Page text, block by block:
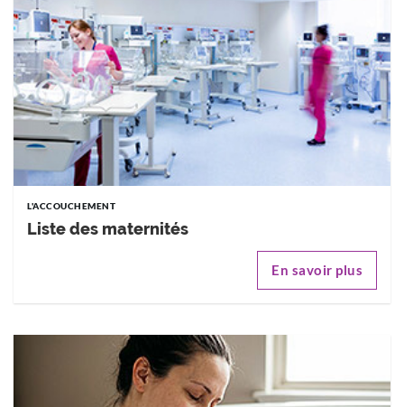
L'ACCOUCHEMENT
Liste des maternités
En savoir plus